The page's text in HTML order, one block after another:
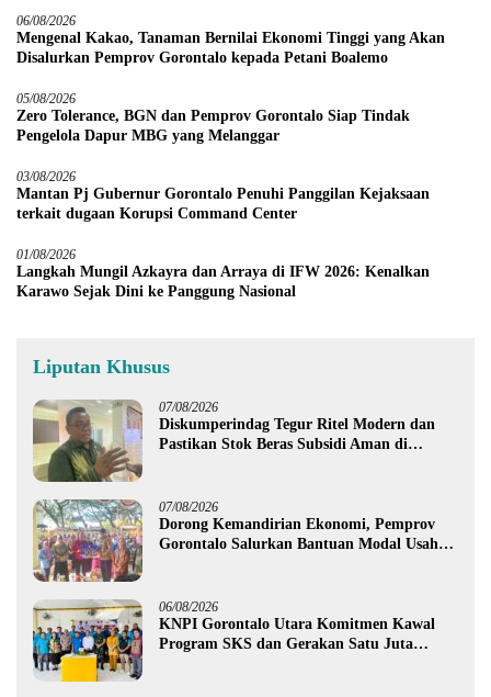
06/08/2026
Mengenal Kakao, Tanaman Bernilai Ekonomi Tinggi yang Akan
Disalurkan Pemprov Gorontalo kepada Petani Boalemo
05/08/2026
Zero Tolerance, BGN dan Pemprov Gorontalo Siap Tindak
Pengelola Dapur MBG yang Melanggar
03/08/2026
Mantan Pj Gubernur Gorontalo Penuhi Panggilan Kejaksaan
terkait dugaan Korupsi Command Center
01/08/2026
Langkah Mungil Azkayra dan Arraya di IFW 2026: Kenalkan
Karawo Sejak Dini ke Panggung Nasional
Liputan Khusus
07/08/2026
Diskumperindag Tegur Ritel Modern dan
Pastikan Stok Beras Subsidi Aman di
07/08/2026
Dorong Kemandirian Ekonomi, Pemprov
Gorontalo Salurkan Bantuan Modal Usaha
06/08/2026
KNPI Gorontalo Utara Komitmen Kawal
Program SKS dan Gerakan Satu Juta